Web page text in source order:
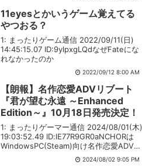
2...
11eyesとかいうゲーム覚えてる
やつおる？
1: まったりゲーム通信 2022/09/11(日)
14:45:15.07 ID:9ylpxgLQdなぜFateにな
れなかったのか
2022/09/12 8:00 AM
【朗報】名作恋愛ADVリブート
『君が望む永遠 ～Enhanced
Edition～』10月18日発売決定！
1: まったりゲーマー通信 2024/08/01(木)
19:03:52.49 ID:lE77R9GR0aNCHORは
WindowsPC(Steam)向け名作恋愛ADVリ
ブート作品『君が望む永遠 ～Enhanced
2024/08/02 9:05 PM